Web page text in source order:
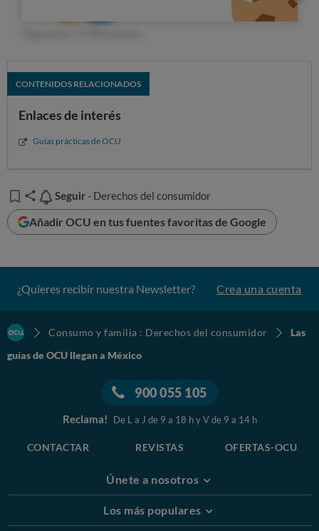
CONTENIDOS RELACIONADOS
Enlaces de interés
Guías prácticas de OCU
Seguir
Seguir - Derechos del consumidor
Añadir OCU en tus fuentes favoritas de Google
¿Quieres recibir nuestra Newsletter? Crea una cuenta
Consumo y familia : Derechos del consumidor
Las
guías de OCU llegan a México
900 055 105
Reclama! De L a J de 9 a 18 h y V de 9 a 14 h
CONTACTAR REVISTAS OFERTAS-OCU
Únete a nosotros
Los más populares